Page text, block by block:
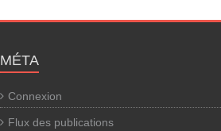
MÉTA
Connexion
Flux des publications